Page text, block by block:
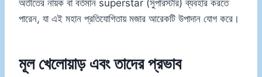
অতীতের নায়ক বা বর্তমান superstar (সুপারস্টার) ব্যবহার করতে
পারেন, যা এই মহান প্রতিযোগিতায় মজার আরেকটি উপাদান যোগ করে।
মূল খেলোয়াড় এবং তাদের প্রভাব